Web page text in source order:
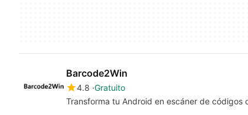
Barcode2Win
4.8 Gratuito
Transforma tu Android en escáner de códigos